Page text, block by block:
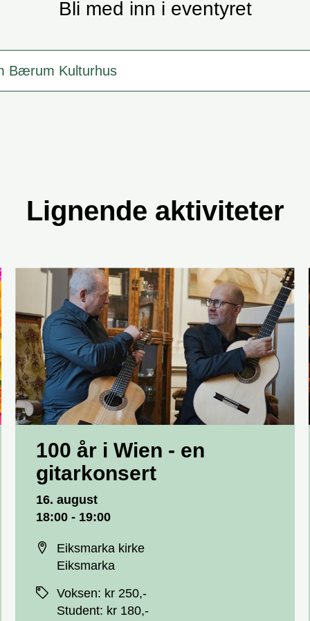
Bli med inn i eventyret
Bærum Kulturhus
Lignende aktiviteter
100 år i Wien - en
gitarkonsert
16. august
18:00 - 19:00
Eiksmarka kirke
Eiksmarka
Voksen: kr 250,-
Student: kr 180,-